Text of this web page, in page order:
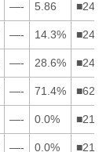
—- 5.86
—- 14.3%
—- 28.6%
—- 71.4%
—- 0.0%
—- 0.0%